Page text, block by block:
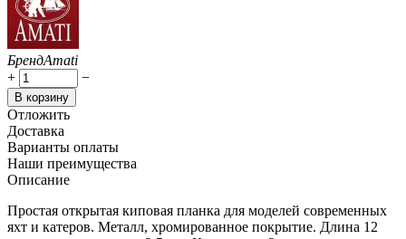
БрендAmati
+
−
В корзину
Отложить
Доставка
Варианты оплаты
Наши преимущества
Описание
Простая открытая киповая планка для моделей современных
яхт и катеров. Металл, хромированное покрытие. Длина 12